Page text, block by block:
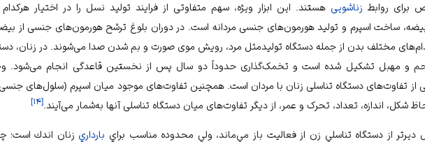
برای روابط زناشویی هستند. این ابزار ویژه، سهم متفاوتی از فرایند تولید نسل را در اختیار هرکدام
بیضه، ساخت اسپرم و تولید هورمون‌های جنسی مردانه است. در دوران بلوغ ترشح هورمون‌های جنسی از
مختلف بدن از جمله دستگاه تولیدمثل مرد، رویش موی صورت و بم شدن صدا می‌شوند. در زنان،
رحم و مهبل تشکیل شده است و تخمک‌گذاری حدوداً دو سال پس از نخستین قاعدگی انجام می‌شود.
از تفاوت‌های دستگاه تناسلی زنان با مردان است. همچنین تفاوت‌های موجود میان اسپرم (سلول‌های
اندازه، تعداد، تحرک و عمر، از دیگر تفاوت‌های میان دستگاه تناسلی آنها به‌شمار می‌آیند. [۱۴]
از دستگاه تناسلي زن از فعاليت باز مي‌ماند، ولي محدوده مناسب براي بارداري زنان اندك است؛